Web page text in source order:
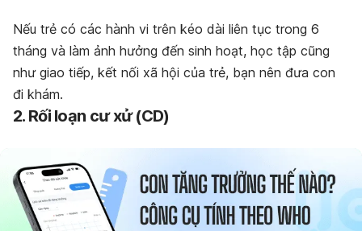
Nếu trẻ có các hành vi trên kéo dài liên tục trong 6
tháng và làm ảnh hưởng đến sinh hoạt, học tập cũng
như giao tiếp, kết nối xã hội của trẻ, bạn nên đưa con
đi khám.
2. Rối loạn cư xử (CD)